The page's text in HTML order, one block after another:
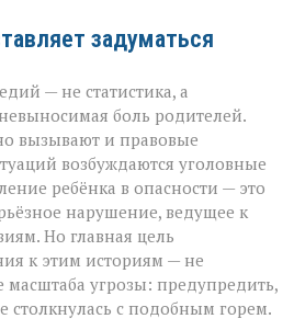
задуматься
— не статистика, а
боль родителей.
вызывают и правовые
возбуждаются уголовные
ребёнка в опасности — это
нарушение, ведущее к
Но главная цель
к этим историям — не
масштаба угрозы: предупредить,
столкнулась с подобным горем.